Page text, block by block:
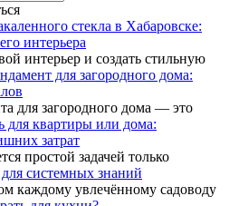
стекла в Хабаровске:
интерьера
интерьер и создать стильную
для загородного дома:
для загородного дома — это
для квартиры или дома:
затрат
простой задачей только
системных знаний
каждому увлечённому садоводу